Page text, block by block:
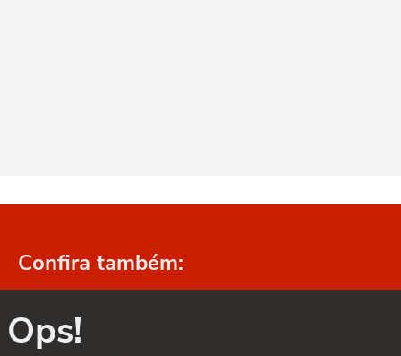
Confira também:
Ops!